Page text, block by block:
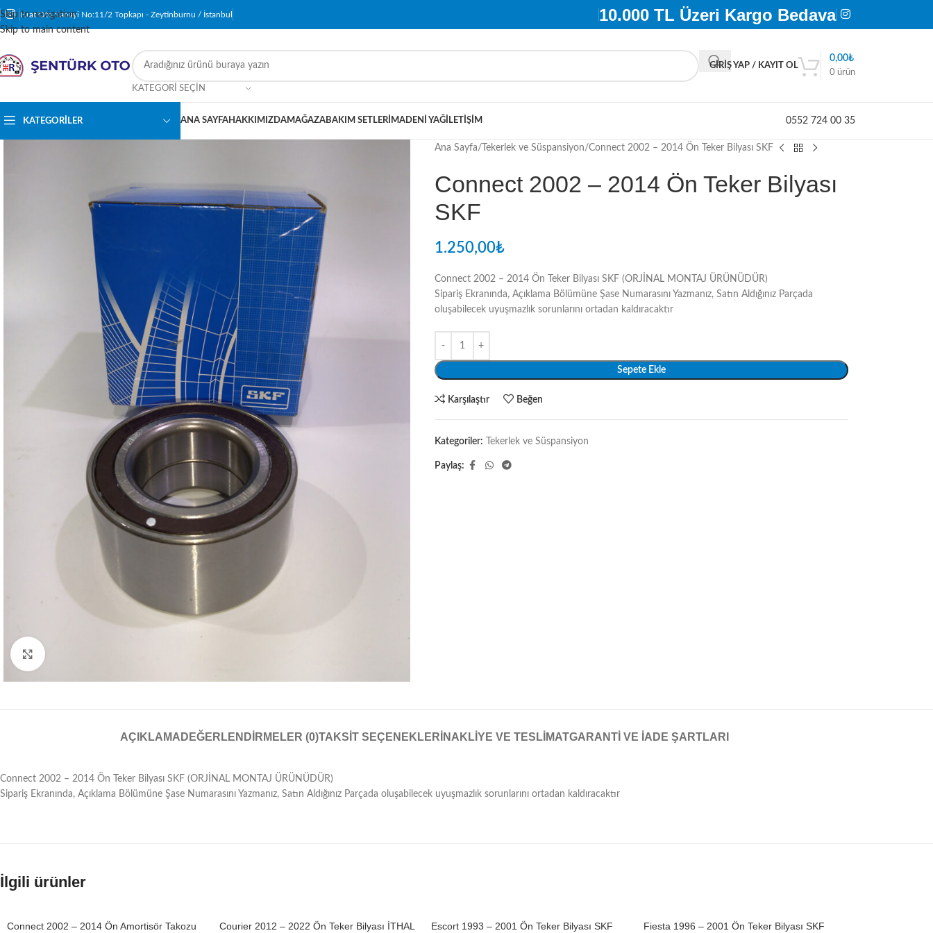
Skip to navigation
Skip to main content
Fırat Oto Sanayi No:11/2 Topkapı - Zeytinburnu / İstanbul 10.000 TL Üzeri Kargo Bedava
KATEGORI SEÇIN
GIRIŞ YAP / KAYIT OL
0 ürün
0,00₺
KATEGORILER ANA SAYFAHAKKIMIZDAMAĞAZABAKIM SETLERI MADENI YAĞ İLETIŞIM 0552 724 00 35
Ana Sayfa Tekerlek ve Süspansiyon Connect 2002 – 2014 Ön Teker Bilyası SKF
Connect 2002 – 2014 Ön Teker Bilyası
SKF
1.250,00₺
Connect 2002 – 2014 Ön Teker Bilyası SKF (ORJİNAL MONTAJ ÜRÜNÜDÜR)
Sipariş Ekranında, Açıklama Bölümüne Şase Numarasını Yazmanız, Satın Aldığınız Parçada
oluşabilecek uyuşmazlık sorunlarını ortadan kaldıracaktır
Sepete Ekle
Karşılaştır Beğen
Kategoriler: Tekerlek ve Süspansiyon
Paylaş:
AÇIKLAMA DEĞERLENDIRMELER (0)TAKSIT SEÇENEKLERI NAKLIYE VE TESLIMATGARANTI VE İADE ŞARTLARI
Connect 2002 – 2014 Ön Teker Bilyası SKF (ORJİNAL MONTAJ ÜRÜNÜDÜR)
Sipariş Ekranında, Açıklama Bölümüne Şase Numarasını Yazmanız, Satın Aldığınız Parçada oluşabilecek uyuşmazlık sorunlarını ortadan kaldıracaktır
İlgili ürünler
Connect 2002 – 2014 Ön Amortisör Takozu
Courier 2012 – 2022 Ön Teker Bilyası İTHAL Escort 1993 – 2001 Ön Teker Bilyası SKF Fiesta 1996 – 2001 Ön Teker Bilyası SKF